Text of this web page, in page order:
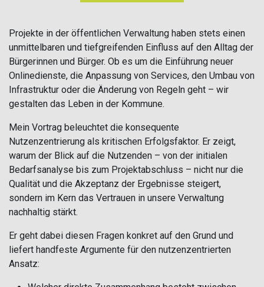
Projekte in der öffentlichen Verwaltung haben stets einen
unmittelbaren und tiefgreifenden Einfluss auf den Alltag der
Bürgerinnen und Bürger. Ob es um die Einführung neuer
Onlinedienste, die Anpassung von Services, den Umbau von
Infrastruktur oder die Änderung von Regeln geht – wir
gestalten das Leben in der Kommune.
Mein Vortrag beleuchtet die konsequente
Nutzenzentrierung als kritischen Erfolgsfaktor. Er zeigt,
warum der Blick auf die Nutzenden – von der initialen
Bedarfsanalyse bis zum Projektabschluss – nicht nur die
Qualität und die Akzeptanz der Ergebnisse steigert,
sondern im Kern das Vertrauen in unsere Verwaltung
nachhaltig stärkt.
Er geht dabei diesen Fragen konkret auf den Grund und
liefert handfeste Argumente für den nutzenzentrierten
Ansatz: